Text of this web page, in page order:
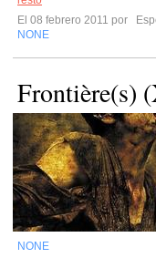
El 08 febrero 2011 por
NONE
Frontière(s)
NONE